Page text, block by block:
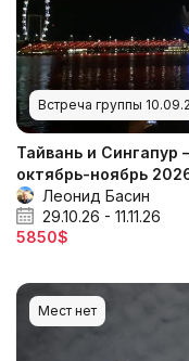
Встреча группы
Тайвань и Сингапур
октябрь-ноябрь
Леонид Басин
29.10.26 - 11.11.26
5850$
Мест нет